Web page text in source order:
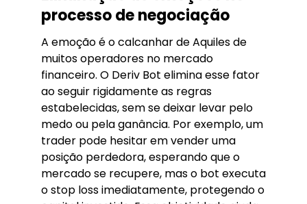
processo de negociação
A emoção é o calcanhar de Aquiles de
muitos operadores no mercado
financeiro. O Deriv Bot elimina esse fator
ao seguir rigidamente as regras
estabelecidas, sem se deixar levar pelo
medo ou pela ganância. Por exemplo, um
trader pode hesitar em vender uma
posição perdedora, esperando que o
mercado se recupere, mas o bot executa
o stop loss imediatamente, protegendo o